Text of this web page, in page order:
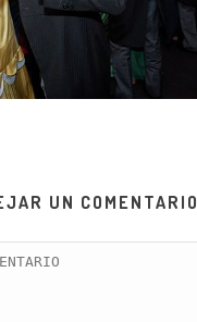
UN COMENTARIO